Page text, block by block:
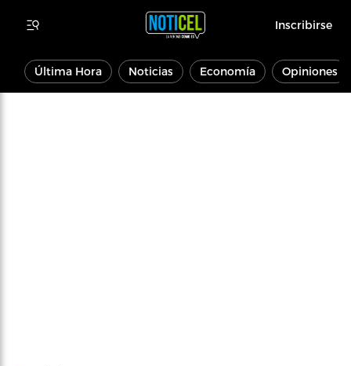
Inscribirse
Última Hora Noticias Economía Opiniones